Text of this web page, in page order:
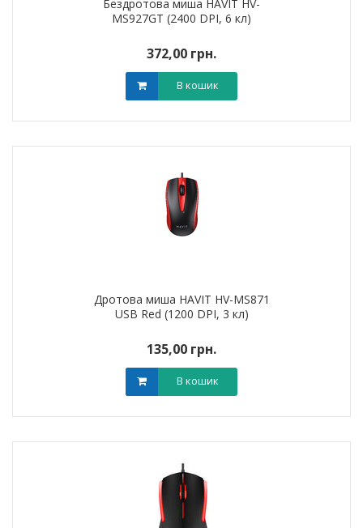
Бездротова миша HAVIT HV-
MS927GT (2400 DPI, 6 кл)
372,00 грн.
В кошик
Дротова миша HAVIT HV-MS871
USB Red (1200 DPI, 3 кл)
135,00 грн.
В кошик